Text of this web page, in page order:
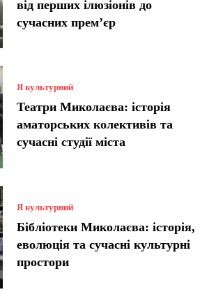
від перших ілюзіонів до
сучасних прем’єр
Я культурний
Театри Миколаєва: історія
аматорських колективів та
сучасні студії міста
Я культурний
Бібліотеки Миколаєва: історія,
еволюція та сучасні культурні
простори